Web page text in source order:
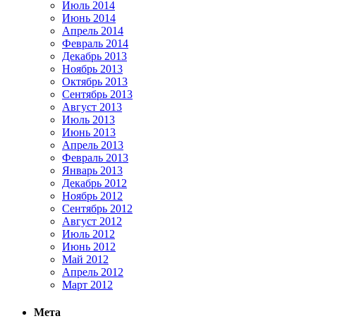
Июль 2014
Июнь 2014
Апрель 2014
Февраль 2014
Декабрь 2013
Ноябрь 2013
Октябрь 2013
Сентябрь 2013
Август 2013
Июль 2013
Июнь 2013
Апрель 2013
Февраль 2013
Январь 2013
Декабрь 2012
Ноябрь 2012
Сентябрь 2012
Август 2012
Июль 2012
Июнь 2012
Май 2012
Апрель 2012
Март 2012
Мета